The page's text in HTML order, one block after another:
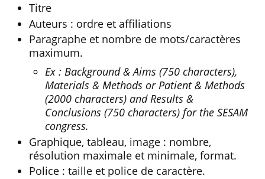
Titre
Auteurs : ordre et affiliations
Paragraphe et nombre de mots/caractères
maximum.
Ex : Background & Aims (750 characters),
Materials & Methods or Patient & Methods
(2000 characters) and Results &
Conclusions (750 characters) for the SESAM
congress.
Graphique, tableau, image : nombre,
résolution maximale et minimale, format.
Police : taille et police de caractère.